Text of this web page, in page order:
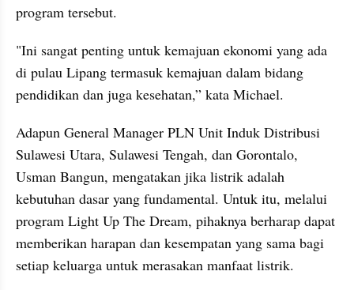
program tersebut.
"Ini sangat penting untuk kemajuan ekonomi yang ada
di pulau Lipang termasuk kemajuan dalam bidang
pendidikan dan juga kesehatan,” kata Michael.
Adapun General Manager PLN Unit Induk Distribusi
Sulawesi Utara, Sulawesi Tengah, dan Gorontalo,
Usman Bangun, mengatakan jika listrik adalah
kebutuhan dasar yang fundamental. Untuk itu, melalui
program Light Up The Dream, pihaknya berharap dapat
memberikan harapan dan kesempatan yang sama bagi
setiap keluarga untuk merasakan manfaat listrik.